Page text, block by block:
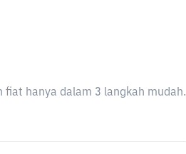
fiat hanya dalam 3 langkah mudah.